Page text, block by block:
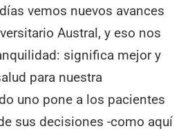
vemos nuevos avances
Austral, y eso nos
significa mejor y
para nuestra
uno pone a los pacientes
sus decisiones -como aquí